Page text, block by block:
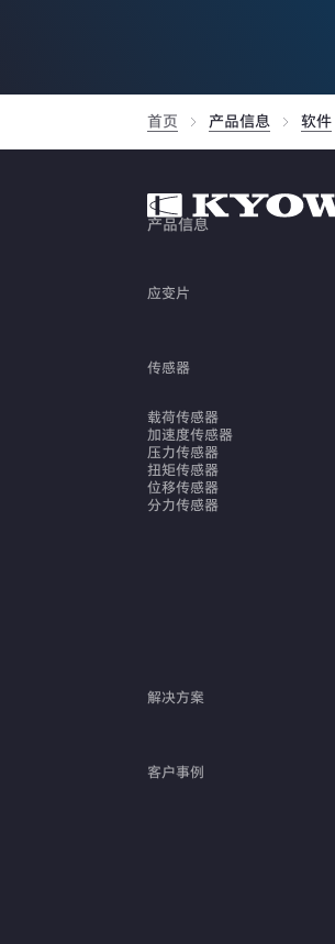
首页 产品信息 软件
产品信息
应变片
传感器
载荷传感器
加速度传感器
压力传感器
扭矩传感器
位移传感器
分力传感器
解决方案
客户事例